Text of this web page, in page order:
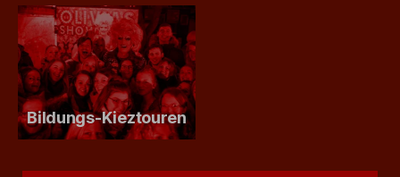
Bildungs-Kieztouren